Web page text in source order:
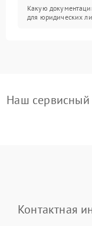
Какую
для юридических
Наш сервисный
Контактная